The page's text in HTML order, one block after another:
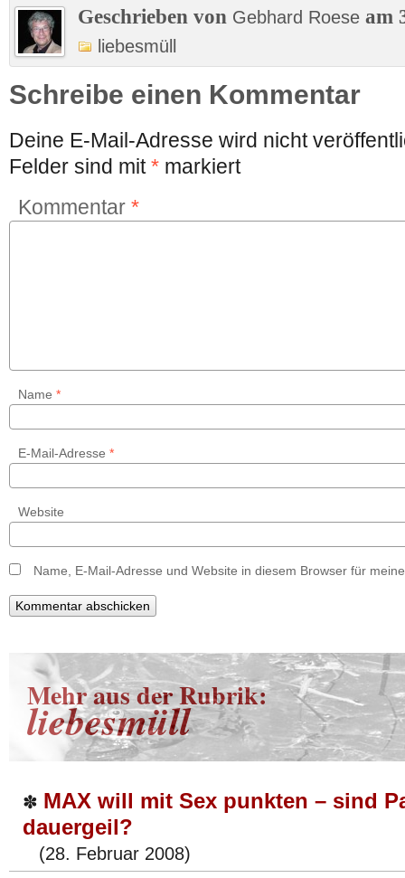
Geschrieben von Gebhard Roese am
liebesmüll
Schreibe einen Kommentar
Deine E-Mail-Adresse wird nicht
Felder sind mit* markiert
Kommentar *
Name *
E-Mail-Adresse *
Website
Name, E-Mail-Adresse und Website in diesem Browser für
Mehr aus der Rubrik:
liebesmüll
✽ MAX will mit Sex punkten – sind
dauergeil?
(28. Februar 2008)